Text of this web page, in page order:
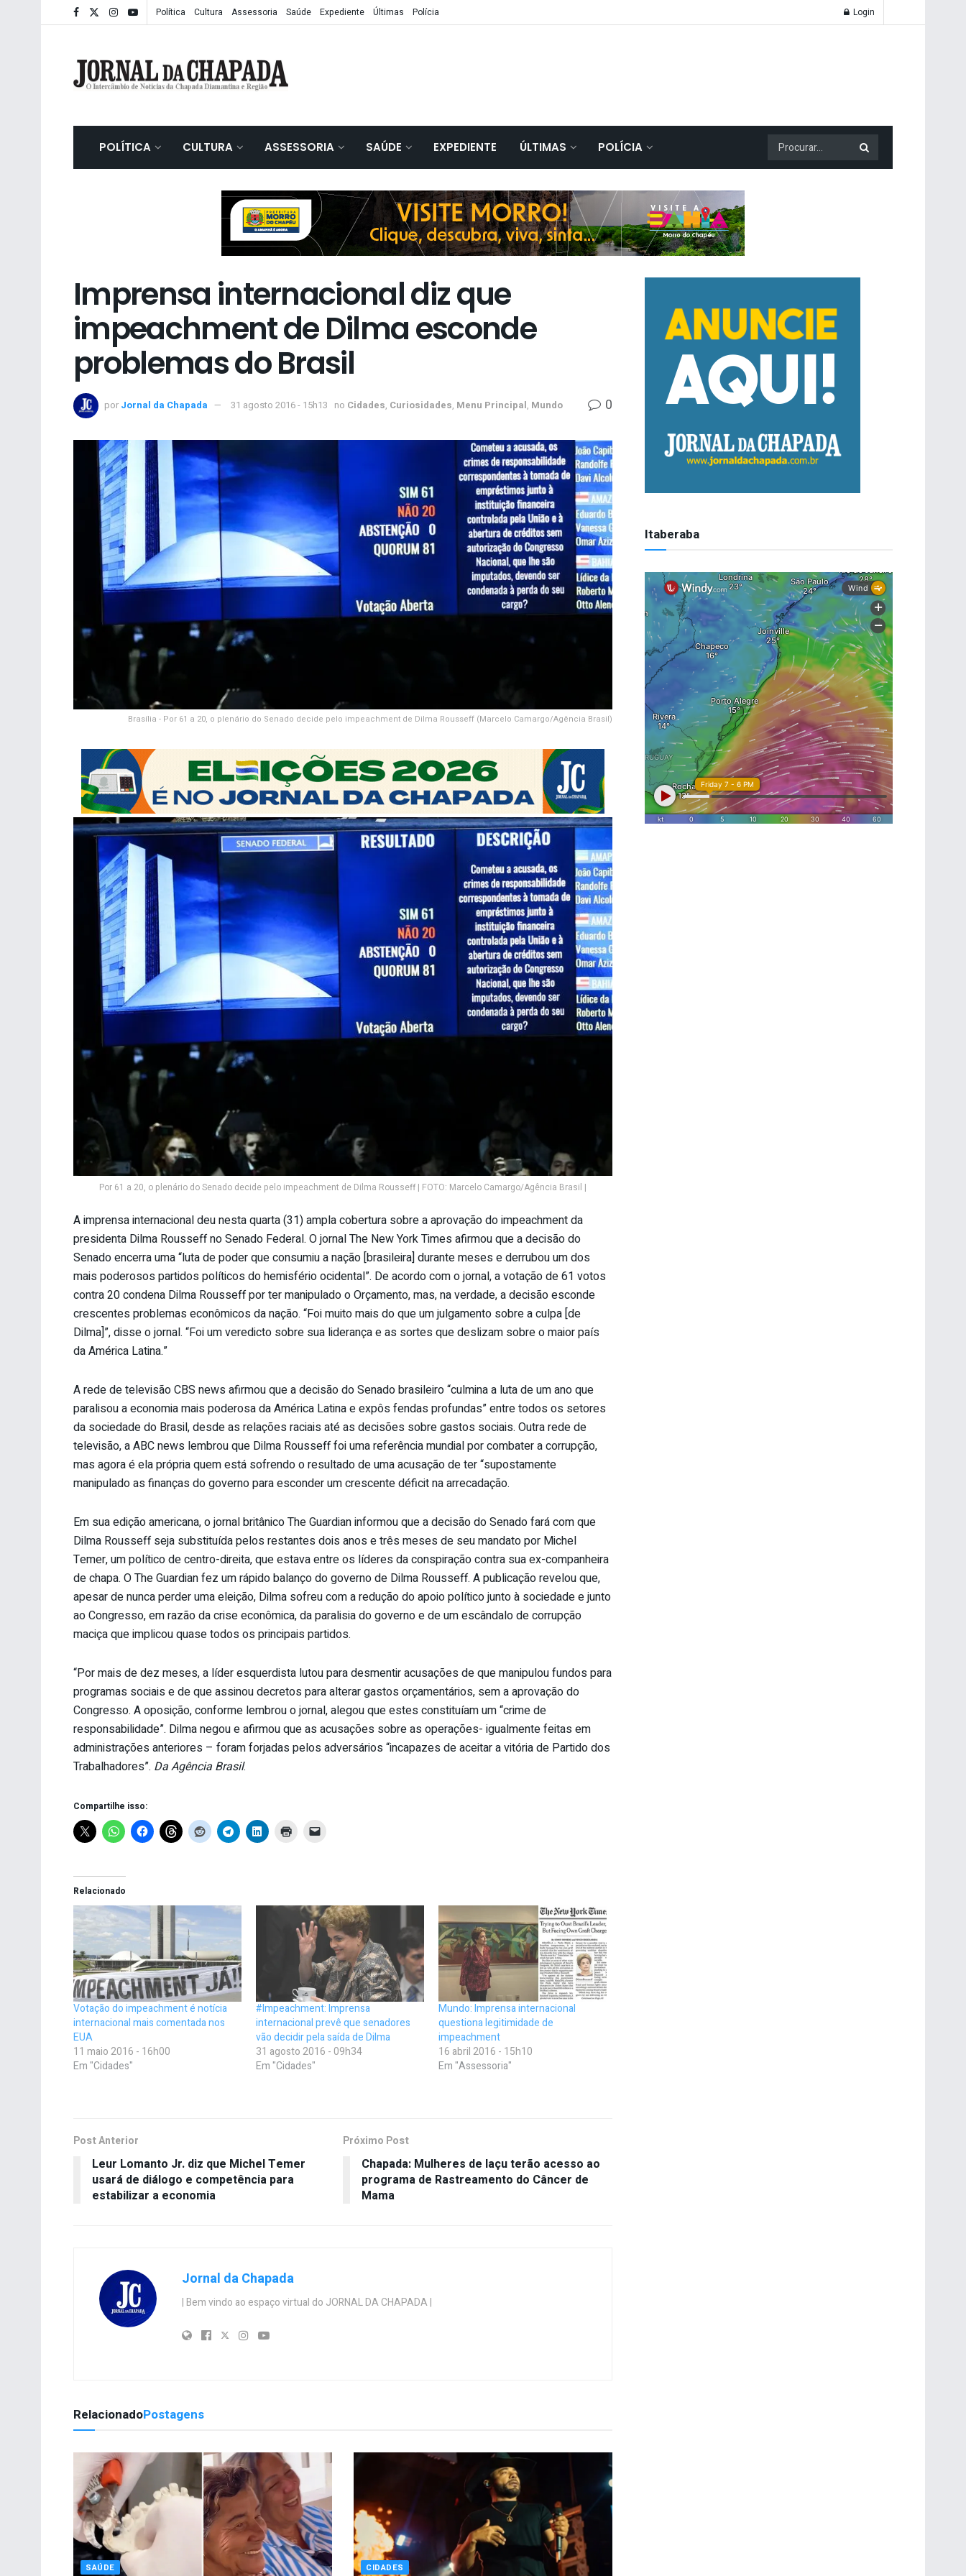
Política Cultura Assessoria Saúde Expediente Últimas Polícia Login
POLÍTICA CULTURA ASSESSORIA SAÚDE EXPEDIENTE ÚLTIMAS POLÍCIA
Imprensa internacional diz que
impeachment de Dilma esconde
problemas do Brasil
por Jornal da Chapada 31 agosto 2016 - 15h13 no Cidades, Curiosidades, Menu Principal, Mundo 0
Brasília - Por 61 a 20, o plenário do Senado decide pelo impeachment de Dilma Rousseff (Marcelo Camargo/Agência Brasil)
Por 61 a 20, o plenário do Senado decide pelo impeachment de Dilma Rousseff | FOTO: Marcelo Camargo/Agência Brasil |
A imprensa internacional deu nesta quarta (31) ampla cobertura sobre a aprovação do impeachment da
presidenta Dilma Rousseff no Senado Federal. O jornal The New York Times afirmou que a decisão do
Senado encerra uma “luta de poder que consumiu a nação [brasileira] durante meses e derrubou um dos
mais poderosos partidos políticos do hemisfério ocidental”. De acordo com o jornal, a votação de 61 votos
contra 20 condena Dilma Rousseff por ter manipulado o Orçamento, mas, na verdade, a decisão esconde
crescentes problemas econômicos da nação. “Foi muito mais do que um julgamento sobre a culpa [de
Dilma]”, disse o jornal. “Foi um veredicto sobre sua liderança e as sortes que deslizam sobre o maior país
da América Latina.”
A rede de televisão CBS news afirmou que a decisão do Senado brasileiro “culmina a luta de um ano que
paralisou a economia mais poderosa da América Latina e expôs fendas profundas” entre todos os setores
da sociedade do Brasil, desde as relações raciais até as decisões sobre gastos sociais. Outra rede de
televisão, a ABC news lembrou que Dilma Rousseff foi uma referência mundial por combater a corrupção,
mas agora é ela própria quem está sofrendo o resultado de uma acusação de ter “supostamente
manipulado as finanças do governo para esconder um crescente déficit na arrecadação.
Em sua edição americana, o jornal britânico The Guardian informou que a decisão do Senado fará com que
Dilma Rousseff seja substituída pelos restantes dois anos e três meses de seu mandato por Michel
Temer, um político de centro-direita, que estava entre os líderes da conspiração contra sua ex-companheira
de chapa. O The Guardian fez um rápido balanço do governo de Dilma Rousseff. A publicação revelou que,
apesar de nunca perder uma eleição, Dilma sofreu com a redução do apoio político junto à sociedade e junto
ao Congresso, em razão da crise econômica, da paralisia do governo e de um escândalo de corrupção
maciça que implicou quase todos os principais partidos.
“Por mais de dez meses, a líder esquerdista lutou para desmentir acusações de que manipulou fundos para
programas sociais e de que assinou decretos para alterar gastos orçamentários, sem a aprovação do
Congresso. A oposição, conforme lembrou o jornal, alegou que estes constituíam um “crime de
responsabilidade”. Dilma negou e afirmou que as acusações sobre as operações- igualmente feitas em
administrações anteriores – foram forjadas pelos adversários “incapazes de aceitar a vitória de Partido dos
Trabalhadores”. Da Agência Brasil.
Compartilhe isso:
Relacionado
Votação do impeachment é notícia
internacional mais comentada nos
EUA
11 maio 2016 - 16h00
Em "Cidades"
#Impeachment: Imprensa
internacional prevê que senadores
vão decidir pela saída de Dilma
31 agosto 2016 - 09h34
Em "Cidades"
Mundo: Imprensa internacional
questiona legitimidade de
impeachment
16 abril 2016 - 15h10
Em "Assessoria"
Post Anterior
Leur Lomanto Jr. diz que Michel Temer
usará de diálogo e competência para
estabilizar a economia
Próximo Post
Chapada: Mulheres de Iaçu terão acesso ao
programa de Rastreamento do Câncer de
Mama
Jornal da Chapada
| Bem vindo ao espaço virtual do JORNAL DA CHAPADA |
RelacionadoPostagens
SAÚDE CIDADES
Itaberaba